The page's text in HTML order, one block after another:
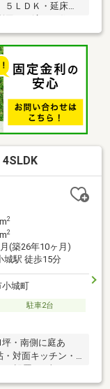
ＬＤＫ・延床約
2
2
(築26年10ヶ月)
城駅 徒歩15分
城町
駐車2台
・南側に庭あ
対面キッチン・
ン・1階洗面台・